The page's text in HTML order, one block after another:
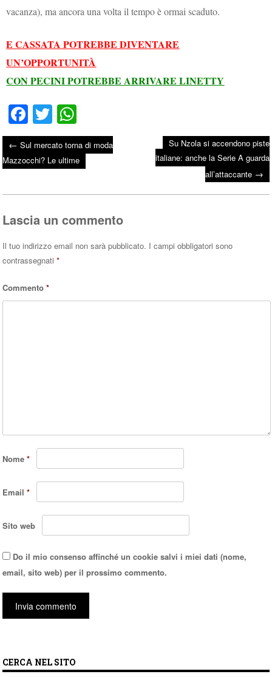
vacanza), ma ancora una volta il tempo è ormai scaduto.
E CASSATA POTREBBE DIVENTARE
UN’OPPORTUNITÀ
CON PECINI POTREBBE ARRIVARE LINETTY
Fa
ce
bo
ok
T
wi
tte
r
ha
ts
A
pp
Post navigation
← Sul mercato torna di moda
Mazzocchi? Le ultime
Su Nzola si accendono piste
italiane: anche la Serie A guarda
all’attaccante →
Lascia un commento
Il tuo indirizzo email non sarà pubblicato. I campi obbligatori sono
contrassegnati*
Commento*
Nome*
Email*
Sito web
Do il mio consenso affinché un cookie salvi i miei dati (nome,
email, sito web) per il prossimo commento.
CERCA NEL SITO